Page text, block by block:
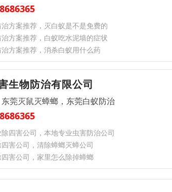
方案推荐，灭白蚁是不是免费的
方案推荐，白蚁吃水泥墙的症状
方案推荐，消杀白蚁用什么药
生物防治有限公司
莞灭鼠灭蟑螂，东莞白蚁防治
四害公司，本地专业虫害防治公司
害公司，清除蟑螂灭蟑公司
害公司，家里怎么除掉蟑螂